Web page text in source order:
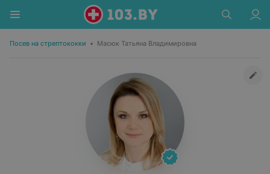
Посев на стрептококки • Масюк Татьяна Владимировна